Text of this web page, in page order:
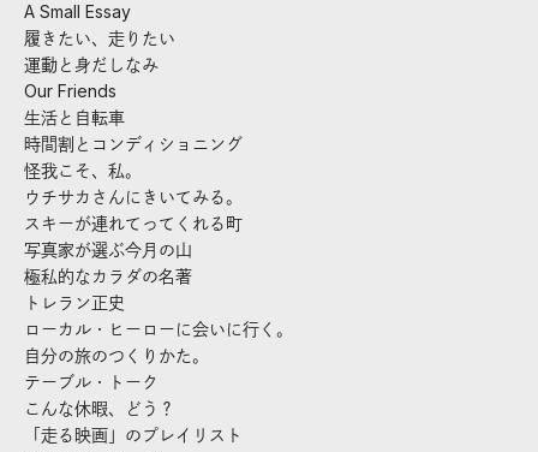
A Small Essay
履きたい、走りたい
運動と身だしなみ
Our Friends
生活と自転車
時間割とコンディショニング
怪我こそ、私。
ウチサカさんにきいてみる。
スキーが連れてってくれる町
写真家が選ぶ今月の山
極私的なカラダの名著
トレラン正史
ローカル・ヒーローに会いに行く。
自分の旅のつくりかた。
テーブル・トーク
こんな休暇、どう？
「走る映画」のプレイリスト